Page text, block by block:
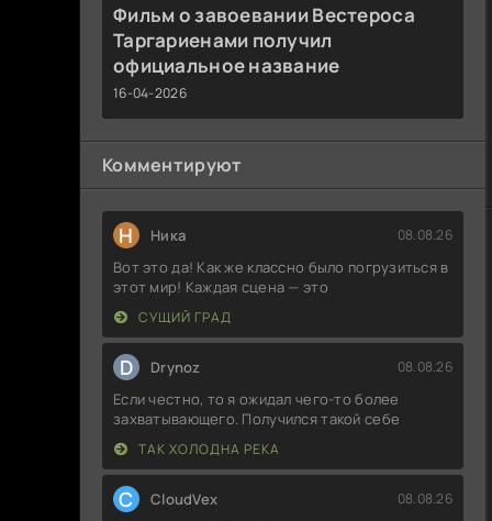
Фильм о завоевании Вестероса
Таргариенами получил
официальное название
16-04-2026
Комментируют
Н Ника 08.08.26
Вот это да! Как же классно было погрузиться в
этот мир! Каждая сцена — это
СУЩИЙ ГРАД
D Drynoz 08.08.26
Если честно, то я ожидал чего-то более
захватывающего. Получился такой себе
ТАК ХОЛОДНА РЕКА
C CloudVex 08.08.26